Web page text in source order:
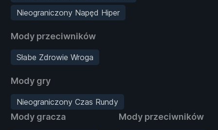
Nieograniczony Napęd Hiper
Mody przeciwników
Słabe Zdrowie Wroga
Mody gry
Nieograniczony Czas Rundy
Mody gracza Mody przeciwników